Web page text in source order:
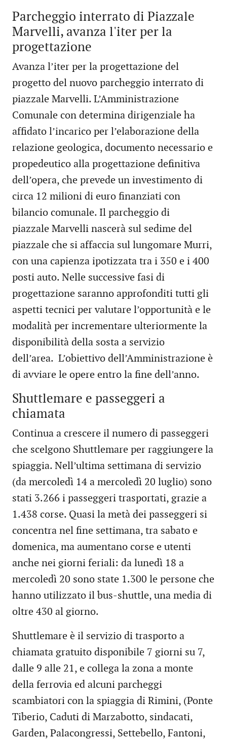
Parcheggio interrato di Piazzale
Marvelli, avanza l'iter per la
progettazione
Avanza l’iter per la progettazione del
progetto del nuovo parcheggio interrato di
piazzale Marvelli. L’Amministrazione
Comunale con determina dirigenziale ha
affidato l’incarico per l’elaborazione della
relazione geologica, documento necessario e
propedeutico alla progettazione definitiva
dell’opera, che prevede un investimento di
circa 12 milioni di euro finanziati con
bilancio comunale. Il parcheggio di
piazzale Marvelli nascerà sul sedime del
piazzale che si affaccia sul lungomare Murri,
con una capienza ipotizzata tra i 350 e i 400
posti auto. Nelle successive fasi di
progettazione saranno approfonditi tutti gli
aspetti tecnici per valutare l’opportunità e le
modalità per incrementare ulteriormente la
disponibilità della sosta a servizio
dell’area. L’obiettivo dell’Amministrazione è
di avviare le opere entro la fine dell’anno.
Shuttlemare e passeggeri a
chiamata
Continua a crescere il numero di passeggeri
che scelgono Shuttlemare per raggiungere la
spiaggia. Nell’ultima settimana di servizio
(da mercoledì 14 a mercoledì 20 luglio) sono
stati 3.266 i passeggeri trasportati, grazie a
1.438 corse. Quasi la metà dei passeggeri si
concentra nel fine settimana, tra sabato e
domenica, ma aumentano corse e utenti
anche nei giorni feriali: da lunedì 18 a
mercoledì 20 sono state 1.300 le persone che
hanno utilizzato il bus-shuttle, una media di
oltre 430 al giorno.
Shuttlemare è il servizio di trasporto a
chiamata gratuito disponibile 7 giorni su 7,
dalle 9 alle 21, e collega la zona a monte
della ferrovia ed alcuni parcheggi
scambiatori con la spiaggia di Rimini, (Ponte
Tiberio, Caduti di Marzabotto, sindacati,
Garden, Palacongressi, Settebello, Fantoni,